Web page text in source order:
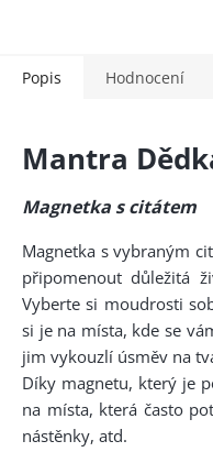
Popis Hodnocení
Mantra
Magnetka s citátem
Magnetka s vybraným
připomenout důležitá
Vyberte si moudrosti
si je na místa, kde se
jim vykouzlí úsměv na
Díky magnetu, který je
na místa, která často
nástěnky, atd.